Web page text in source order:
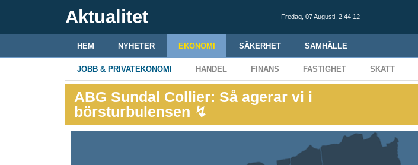
Aktualitet Fredag, 07 Augusti, 2:44:13
HEM NYHETER EKONOMI SÄKERHET SAMHÄLLE
JOBB & PRIVATEKONOMI HANDEL FINANS FASTIGHET SKATT
ABG Sundal Collier: Så agerar vi i
börsturbulensen ↯